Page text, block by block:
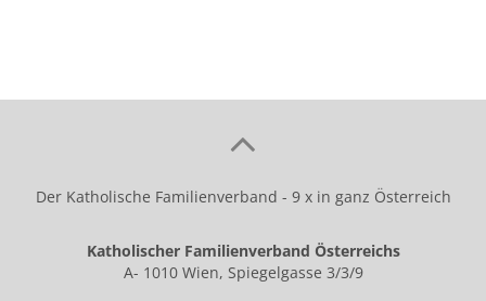
Der Katholische Familienverband - 9 x in ganz Österreich
Katholischer Familienverband Österreichs
A- 1010 Wien, Spiegelgasse 3/3/9